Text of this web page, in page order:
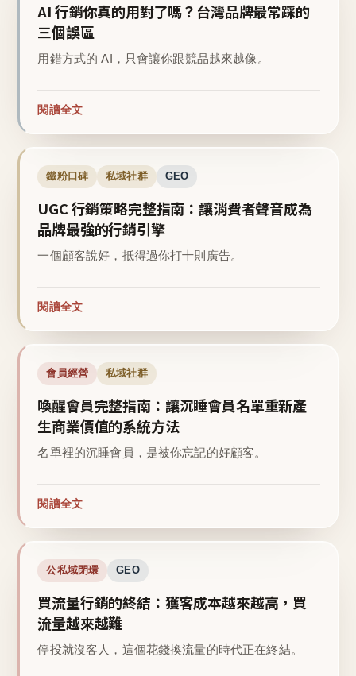
AI 行銷你真的用對了嗎？台灣品牌最常踩的
三個誤區
用錯方式的 AI，只會讓你跟競品越來越像。
閱讀全文
鐵粉口碑 私域社群 GEO
UGC 行銷策略完整指南：讓消費者聲音成為
品牌最強的行銷引擎
一個顧客說好，抵得過你打十則廣告。
閱讀全文
會員經營 私域社群
喚醒會員完整指南：讓沉睡會員名單重新產
生商業價值的系統方法
名單裡的沉睡會員，是被你忘記的好顧客。
閱讀全文
公私域閉環 GEO
買流量行銷的終結：獲客成本越來越高，買
流量越來越難
停投就沒客人，這個花錢換流量的時代正在終結。